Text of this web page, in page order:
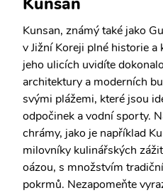
Kunsan, známý také jako
v Jižní Koreji plné historie
jeho ulicích uvidíte
architektury a moderních
svými plážemi, které jsou
odpočinek a vodní sporty.
chrámy, jako je například
milovníky kulinářských
oázou, s množstvím
pokrmů. Nezapomeňte